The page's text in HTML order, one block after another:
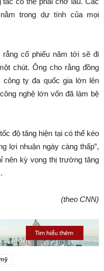
trong dự tính của mọi
cổ phiếu năm tới sẽ đi
chút. Ông cho rằng đồng
ty đa quốc gia lớn lên
nghệ lớn vốn đã làm bệ
độ tăng hiện tại có thể kéo
lợi nhuận ngày càng thấp”,
nên kỳ vọng thị trường tăng
(theo CNN)